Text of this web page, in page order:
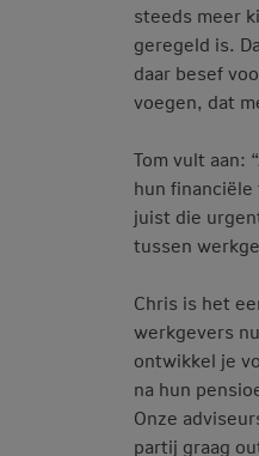
steeds meer
geregeld is.
daar besef
voegen, dat
Tom vult aan:
hun
juist die
tussen
Chris is het
werkgevers
ontwikkel je
na hun
Onze
partij graag